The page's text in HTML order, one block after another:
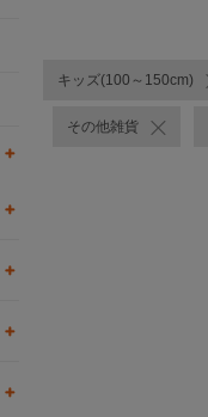
キッズ(100～150cm)
その他雑貨